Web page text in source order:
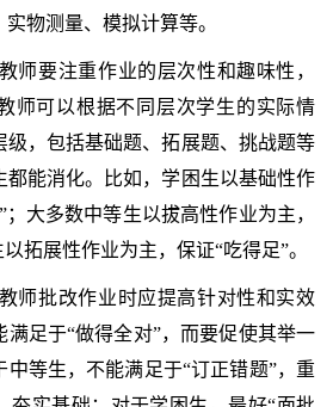
物测量、模拟计算等。
师要注重作业的层次性和趣味性，
师可以根据不同层次学生的实际情
级，包括基础题、拓展题、挑战题等
都能消化。比如，学困生以基础性作
大多数中等生以拔高性作业为主，
拓展性作业为主，保证“吃得足”。
师批改作业时应提高针对性和实效
足于“做得全对”，而要促使其举一
中等生，不能满足于“订正错题”，重